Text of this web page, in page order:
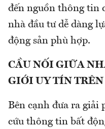
đến nguồn thông tin
nhà đầu tư dễ dàng
động sản phù hợp.
CẦU NỐI GIỮA
GIỚI UY TÍN
Bên cạnh đưa ra giải
cứu thông tin bất